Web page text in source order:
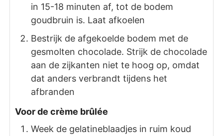
in 15-18 minuten af, tot de bodem
goudbruin is. Laat afkoelen
Bestrijk de afgekoelde bodem met de
gesmolten chocolade. Strijk de chocolade
aan de zijkanten niet te hoog op, omdat
dat anders verbrandt tijdens het
afbranden
Voor de crème brûlée
Week de gelatineblaadjes in ruim koud